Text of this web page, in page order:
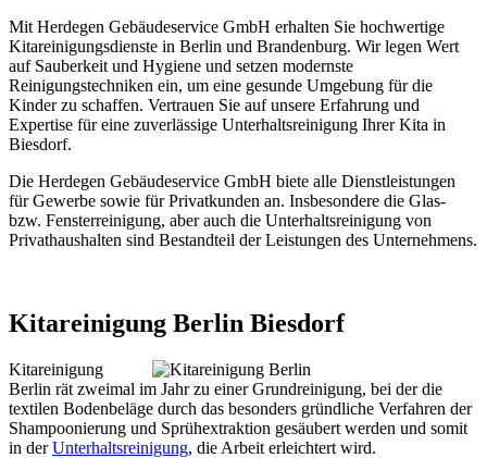
Mit Herdegen Gebäudeservice GmbH erhalten Sie hochwertige
Kitareinigungsdienste in Berlin und Brandenburg. Wir legen Wert
auf Sauberkeit und Hygiene und setzen modernste
Reinigungstechniken ein, um eine gesunde Umgebung für die
Kinder zu schaffen. Vertrauen Sie auf unsere Erfahrung und
Expertise für eine zuverlässige Unterhaltsreinigung Ihrer Kita in
Biesdorf.
Die Herdegen Gebäudeservice GmbH biete alle Dienstleistungen
für Gewerbe sowie für Privatkunden an. Insbesondere die Glas-
bzw. Fensterreinigung, aber auch die Unterhaltsreinigung von
Privathaushalten sind Bestandteil der Leistungen des Unternehmens.
Kitareinigung Berlin Biesdorf
Kitareinigung
Berlin rät zweimal im Jahr zu einer Grundreinigung, bei der die
textilen Bodenbeläge durch das besonders gründliche Verfahren der
Shampoonierung und Sprühextraktion gesäubert werden und somit
in derUnterhaltsreinigung, die Arbeit erleichtert wird.